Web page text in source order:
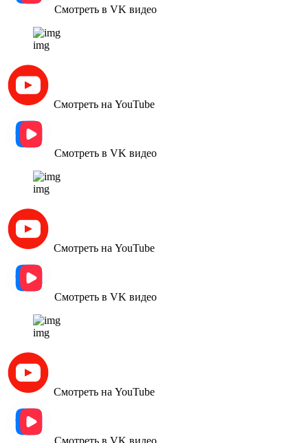
Смотреть в VK видео
img
Смотреть на YouTube
Смотреть в VK видео
img
Смотреть на YouTube
Смотреть в VK видео
img
Смотреть на YouTube
Смотреть в VK видео